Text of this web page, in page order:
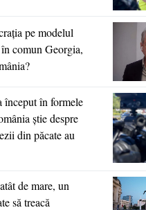
pe modelul
comun Georgia,
început în formele
ştie despre
din păcate au
de mare, un
să treacă